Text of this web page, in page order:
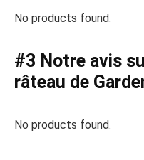
No products found.
#3 Notre avis
râteau de
No products found.